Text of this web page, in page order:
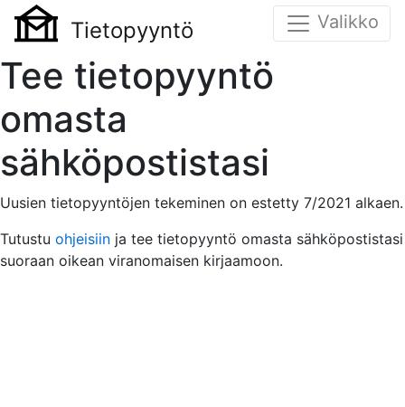
Tietopyyntö Valikko
Tee tietopyyntö
omasta
sähköpostistasi
Uusien tietopyyntöjen tekeminen on estetty 7/2021 alkaen.
Tutustu ohjeisiin ja tee tietopyyntö omasta sähköpostistasi
suoraan oikean viranomaisen kirjaamoon.